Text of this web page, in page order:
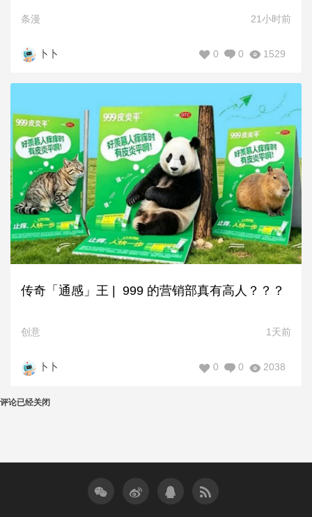
条漫 21小时前
卜卜 1529
0
0
传奇「通感」王 | 999 的营销部真有高人？？？
创意 1天前
卜卜 2038
0
0
评论已经关闭